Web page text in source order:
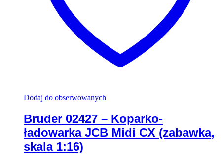
Dodaj do obserwowanych
Bruder 02427 – Koparko-
ładowarka JCB Midi CX (zabawka,
skala 1:16)